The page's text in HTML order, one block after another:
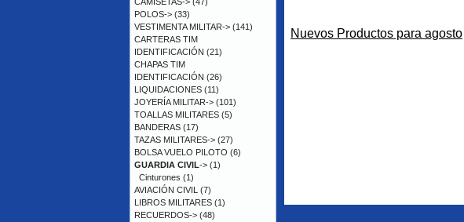
Nuevos Productos para agosto
POLOS-> (33)
VESTIMENTA MILITAR-> (141)
CARTERAS TIM
IDENTIFICACIÓN (21)
CHAPAS TIM
IDENTIFICACIÓN (26)
LIQUIDACIONES (11)
JOYERÍA MILITAR-> (101)
TOALLAS MILITARES (5)
BANDERAS (17)
TAZAS MILITARES-> (27)
BOLSA VUELO PILOTO (6)
GUARDIA CIVIL-> (1)
Cinturones (1)
AVIACIÓN CIVIL (7)
LIBROS MILITARES (1)
RECUERDOS-> (48)